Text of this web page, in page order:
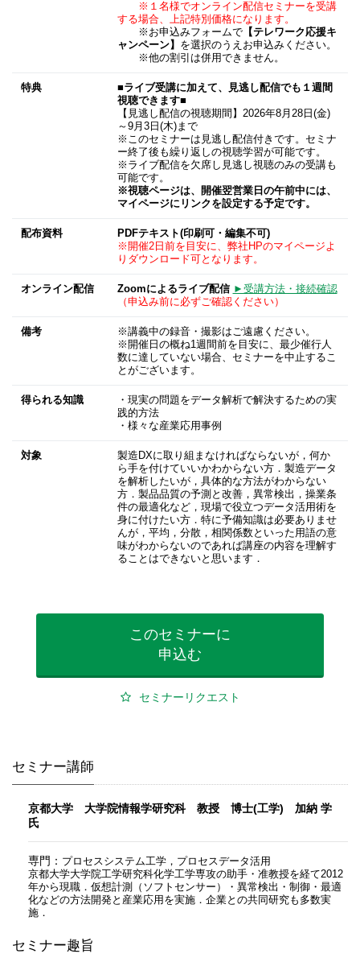
※１名様でオンライン配信セミナーを受講
する場合、上記特別価格になります。
※お申込みフォームで【テレワーク応援キ
ャンペーン】
を選択のうえお申込みください。
※他の割引は併用できません。
特典
■ライブ受講に加えて、見逃し配信でも１週間
視聴できます■
【見逃し配信の視聴期間】2026年8月28日(金)
～9月3日(木)まで
※このセミナーは見逃し配信付きです。セミナ
ー終了後も繰り返しの視聴学習が可能です。
※ライブ配信を欠席し見逃し視聴のみの受講も
可能です。
※視聴ページは、開催翌営業日の午前中には、
マイページにリンクを設定する予定です。
配布資料
PDFテキスト(印刷可・編集不可)
※開催2日前を目安に、弊社HPのマイページよ
りダウンロード可となります。
オンライン配信 Zoomによるライブ配信 ►受講方法・接続確認
（申込み前に必ずご確認ください）
備考
※講義中の録音・撮影はご遠慮ください。
※開催日の概ね1週間前を目安に、最少催行人
数に達していない場合、セミナーを中止するこ
とがございます。
得られる知識
・現実の問題をデータ解析で解決するための実
践的方法
・様々な産業応用事例
対象
製造DXに取り組まなければならないが，何か
ら手を付けていいかわからない方．製造データ
を解析したいが，具体的な方法がわからない
方．製品品質の予測と改善，異常検出，操業条
件の最適化など，現場で役立つデータ活用術を
身に付けたい方．特に予備知識は必要ありませ
んが，平均，分散，相関係数といった用語の意
味がわからないのであれば講座の内容を理解す
ることはできないと思います．
このセミナーに
申込む
セミナーリクエスト
セミナー講師
京都大学 大学院情報学研究科 教授 博士(工学) 加納 学
氏
専門： プロセスシステム工学，プロセスデータ活用
京都大学大学院工学研究科化学工学専攻の助手・准教授を経て2012
年から現職．仮想計測（ソフトセンサー）・異常検出・制御・最適
化などの方法開発と産業応用を実施．企業との共同研究も多数実
施．
セミナー趣旨